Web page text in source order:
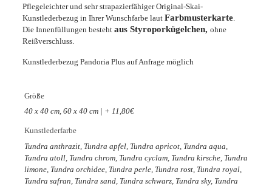
Pflegeleichter und sehr strapazierfähiger Original-Skai-
Kunstlederbezug in Ihrer Wunschfarbe laut Farbmusterkarte.
Die Innenfüllungen besteht aus Styroporkügelchen, ohne
Reißverschluss.
Kunstlederbezug Pandoria Plus auf Anfrage möglich
Größe
40 x 40 cm, 60 x 40 cm | + 11,80€
Kunstlederfarbe
Tundra anthrazit, Tundra apfel, Tundra apricot, Tundra aqua,
Tundra atoll, Tundra chrom, Tundra cyclam, Tundra kirsche, Tundra
limone, Tundra orchidee, Tundra perle, Tundra rost, Tundra royal,
Tundra safran, Tundra sand, Tundra schwarz, Tundra sky, Tundra